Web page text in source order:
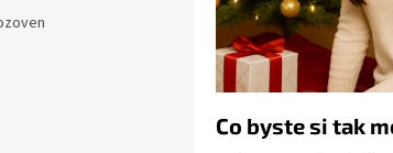
Co byste si tak